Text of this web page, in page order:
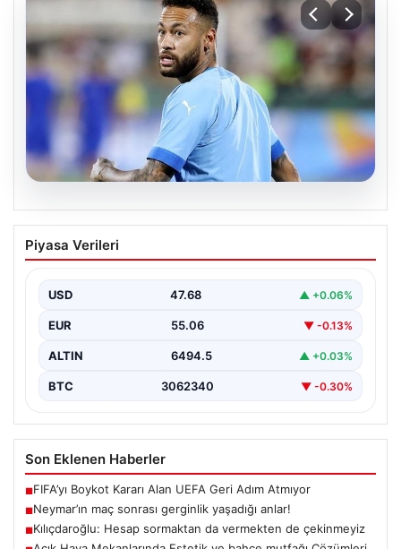
05.08.2026
Neymar’ın maç sonrası gerginlik
yaşadığı anlar!
Piyasa Verileri
USD 47.68 ▲ +0.06%
EUR 55.06 ▼ -0.13%
ALTIN 6494.5 ▲ +0.03%
BTC 3062340 ▼ -0.30%
Son Eklenen Haberler
■FIFA’yı Boykot Kararı Alan UEFA Geri Adım Atmıyor
■Neymar’ın maç sonrası gerginlik yaşadığı anlar!
■Kılıçdaroğlu: Hesap sormaktan da vermekten de çekinmeyiz